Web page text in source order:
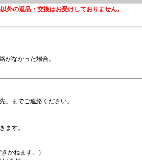
外の返品・交換はお受けしておりません。
がなかった場合。
」までご連絡ください。
ます。
かねます。）